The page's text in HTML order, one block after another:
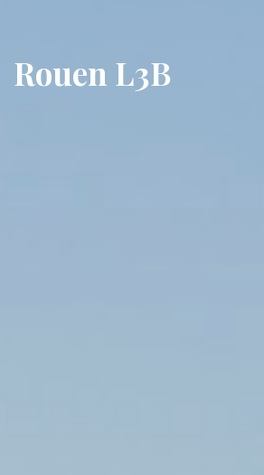
Rouen L3B